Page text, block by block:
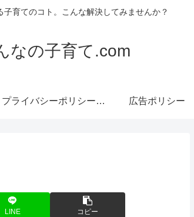
子育てのコト。こんな解決してみませんか？
なの子育て.com
プライバシーポリシー・免責事項 広告ポリシー
LINE コピー